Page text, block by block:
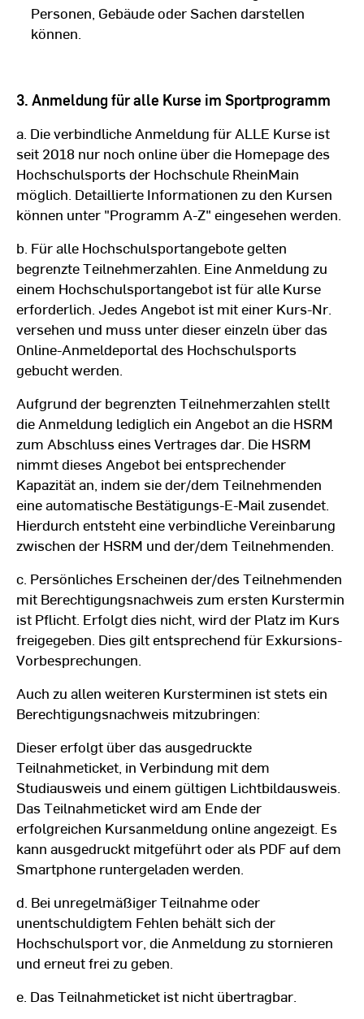
Personen, Gebäude oder Sachen darstellen
können.
3. Anmeldung für alle Kurse im Sportprogramm
a. Die verbindliche Anmeldung für ALLE Kurse ist
seit 2018 nur noch online über die Homepage des
Hochschulsports der Hochschule RheinMain
möglich. Detaillierte Informationen zu den Kursen
können unter "Programm A-Z" eingesehen werden.
b. Für alle Hochschulsportangebote gelten
begrenzte Teilnehmerzahlen. Eine Anmeldung zu
einem Hochschulsportangebot ist für alle Kurse
erforderlich. Jedes Angebot ist mit einer Kurs-Nr.
versehen und muss unter dieser einzeln über das
Online-Anmeldeportal des Hochschulsports
gebucht werden.
Aufgrund der begrenzten Teilnehmerzahlen stellt
die Anmeldung lediglich ein Angebot an die HSRM
zum Abschluss eines Vertrages dar. Die HSRM
nimmt dieses Angebot bei entsprechender
Kapazität an, indem sie der/dem Teilnehmenden
eine automatische Bestätigungs-E-Mail zusendet.
Hierdurch entsteht eine verbindliche Vereinbarung
zwischen der HSRM und der/dem Teilnehmenden.
c. Persönliches Erscheinen der/des Teilnehmenden
mit Berechtigungsnachweis zum ersten Kurstermin
ist Pflicht. Erfolgt dies nicht, wird der Platz im Kurs
freigegeben. Dies gilt entsprechend für Exkursions-
Vorbesprechungen.
Auch zu allen weiteren Kursterminen ist stets ein
Berechtigungsnachweis mitzubringen:
Dieser erfolgt über das ausgedruckte
Teilnahmeticket, in Verbindung mit dem
Studiausweis und einem gültigen Lichtbildausweis.
Das Teilnahmeticket wird am Ende der
erfolgreichen Kursanmeldung online angezeigt. Es
kann ausgedruckt mitgeführt oder als PDF auf dem
Smartphone runtergeladen werden.
d. Bei unregelmäßiger Teilnahme oder
unentschuldigtem Fehlen behält sich der
Hochschulsport vor, die Anmeldung zu stornieren
und erneut frei zu geben.
e. Das Teilnahmeticket ist nicht übertragbar.